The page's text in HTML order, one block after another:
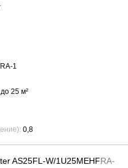
1
до 25 м²
0,8